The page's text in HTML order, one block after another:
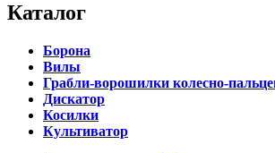
Каталог
Борона
Вилы
Грабли-ворошилки колесно-
Дискатор
Косилки
Культиватор